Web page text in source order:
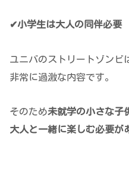
✔小学生は大人の同伴必要
ユニバのストリートゾンビ
非常に過激な内容です。
そのため未就学の小さな子
大人と一緒に楽しむ必要が